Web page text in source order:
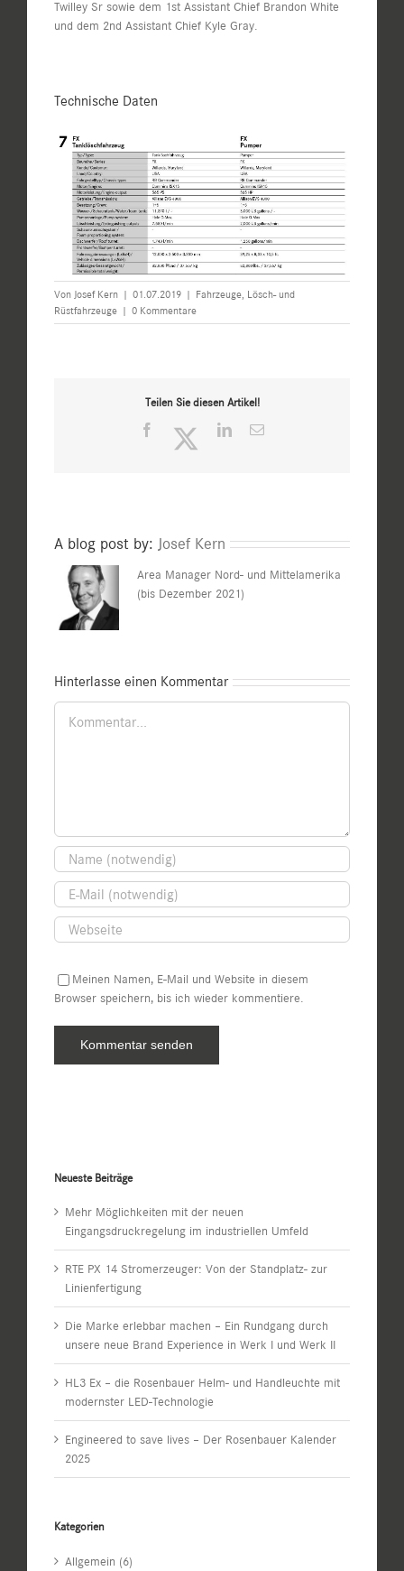
Twilley Sr sowie dem 1st Assistant Chief Brandon White
und dem 2nd Assistant Chief Kyle Gray.
Technische Daten
Von Josef Kern | 01.07.2019 | Fahrzeuge, Lösch- und
Rüstfahrzeuge | 0 Kommentare
Teilen Sie diesen Artikel!
Facebook TwitterLinkedIn
E-
A blog post by: Josef Kern
Area Manager Nord- und Mittelamerika
(bis Dezember 2021)
Hinterlasse einen Kommentar
Kommentar
Meinen Namen, E-Mail und Website in diesem
Browser speichern, bis ich wieder kommentiere.
Neueste Beiträge
Mehr Möglichkeiten mit der neuen
Eingangsdruckregelung im industriellen Umfeld
RTE PX 14 Stromerzeuger: Von der Standplatz- zur
Linienfertigung
Die Marke erlebbar machen – Ein Rundgang durch
unsere neue Brand Experience in Werk I und Werk II
HL3 Ex – die Rosenbauer Helm- und Handleuchte mit
modernster LED-Technologie
Engineered to save lives – Der Rosenbauer Kalender
2025
Kategorien
Allgemein (6)